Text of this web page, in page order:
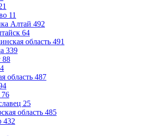
11
Алтай 492
64
область 491
339
88
область 487
76
25
область 485
432